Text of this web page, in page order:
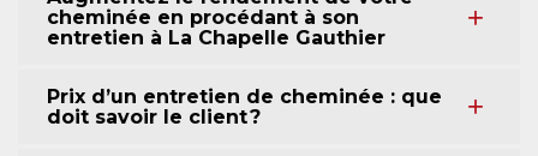
cheminée en procédant à son
entretien à La Chapelle Gauthier
Prix d’un entretien de cheminée : que
doit savoir le client ?